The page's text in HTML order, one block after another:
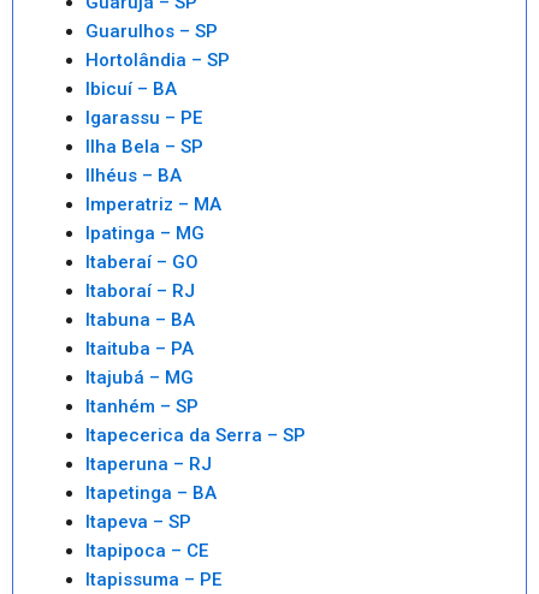
Guarulhos – SP
Hortolândia – SP
Ibicuí – BA
Igarassu – PE
Ilha Bela – SP
Ilhéus – BA
Imperatriz – MA
Ipatinga – MG
Itaberaí – GO
Itaboraí – RJ
Itabuna – BA
Itaituba – PA
Itajubá – MG
Itanhém – SP
Itapecerica da Serra – SP
Itaperuna – RJ
Itapetinga – BA
Itapeva – SP
Itapipoca – CE
Itapissuma – PE